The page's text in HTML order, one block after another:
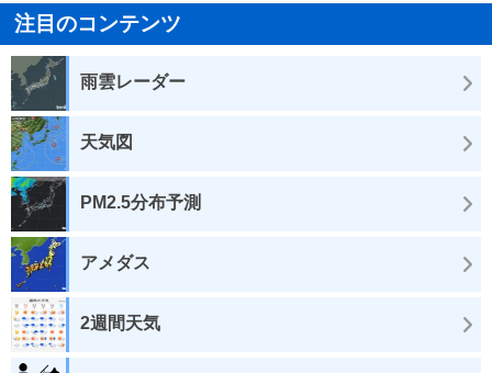
注目のコンテンツ
雨雲レーダー
天気図
PM2.5分布予測
アメダス
2週間天気